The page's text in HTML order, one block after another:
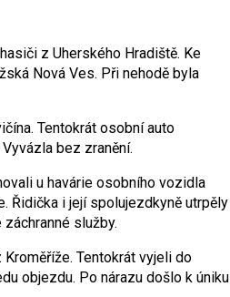
z Uherského Hradiště. Ke
Nová Ves. Při nehodě byla
Tentokrát osobní auto
bez zranění.
u havárie osobního vozidla
Řidička i její spolujezdkyně utrpěly
služby.
Tentokrát vyjeli do
objezdu. Po nárazu došlo k úniku